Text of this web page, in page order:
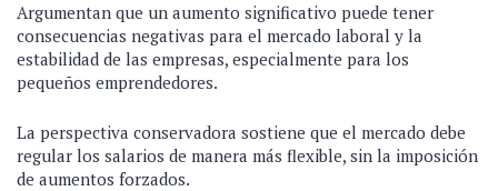
Argumentan que un aumento significativo puede tener
consecuencias negativas para el mercado laboral y la
estabilidad de las empresas, especialmente para los
pequeños emprendedores.
La perspectiva conservadora sostiene que el mercado debe
regular los salarios de manera más flexible, sin la imposición
de aumentos forzados.